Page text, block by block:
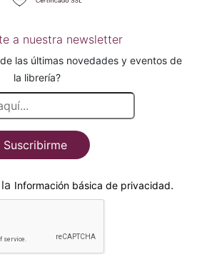
a nuestra newsletter
las últimas novedades y eventos de
la librería?
Suscribirme
He leido y acepto la Información básica de privacidad.